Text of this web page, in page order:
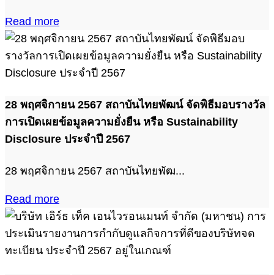
Read more
28 พฤศจิกายน 2567 สถาบันไทยพัฒน์ จัดพิธีมอบรางวัล
การเปิดเผยข้อมูลความยั่งยืน หรือ Sustainability
Disclosure ประจำปี 2567
28 พฤศจิกายน 2567 สถาบันไทยพัฒ...
Read more